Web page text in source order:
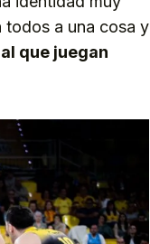
todos a una cosa y
que juegan